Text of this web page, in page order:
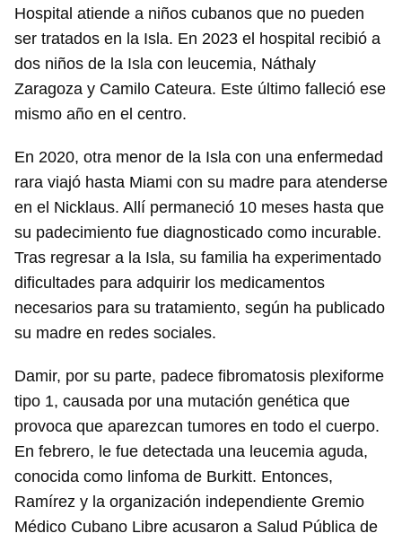
Hospital atiende a niños cubanos que no pueden
ser tratados en la Isla. En 2023 el hospital recibió a
dos niños de la Isla con leucemia, Náthaly
Zaragoza y Camilo Cateura. Este último falleció ese
mismo año en el centro.
En 2020, otra menor de la Isla con una enfermedad
rara viajó hasta Miami con su madre para atenderse
en el Nicklaus. Allí permaneció 10 meses hasta que
su padecimiento fue diagnosticado como incurable.
Tras regresar a la Isla, su familia ha experimentado
dificultades para adquirir los medicamentos
necesarios para su tratamiento, según ha publicado
su madre en redes sociales.
Damir, por su parte, padece fibromatosis plexiforme
tipo 1, causada por una mutación genética que
provoca que aparezcan tumores en todo el cuerpo.
En febrero, le fue detectada una leucemia aguda,
conocida como linfoma de Burkitt. Entonces,
Ramírez y la organización independiente Gremio
Médico Cubano Libre acusaron a Salud Pública de